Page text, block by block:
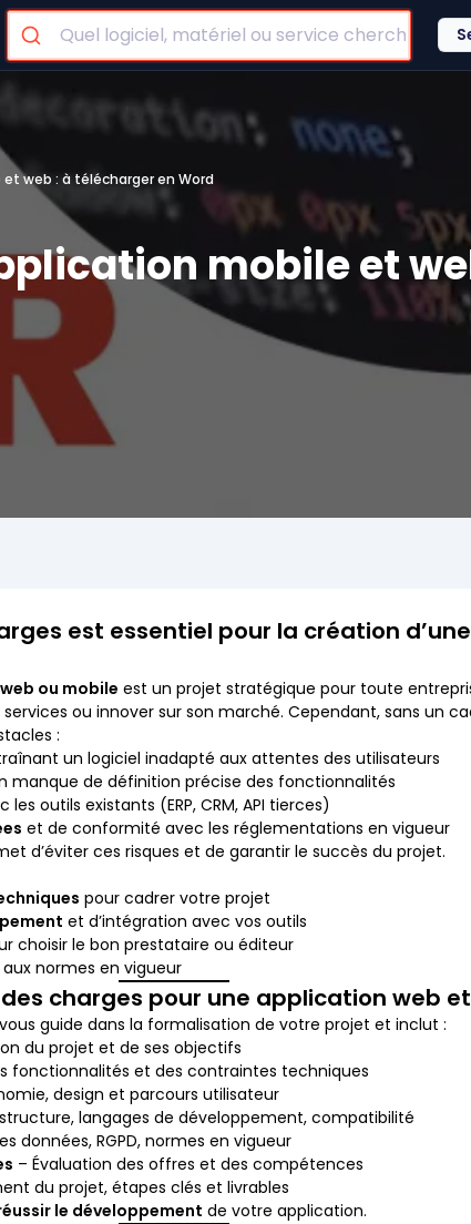
web : à télécharger en Word
mobile et
est essentiel pour la création
ou mobile est un projet stratégique pour toute
ou innover sur son marché. Cependant, sans un
:
un logiciel inadapté aux attentes des utilisateurs
manque de définition précise des fonctionnalités
les outils existants (ERP, CRM, API tierces)
et de conformité avec les réglementations en vigueur
d’éviter ces risques et de garantir le succès du projet.
pour cadrer votre projet
et d’intégration avec vos outils
choisir le bon prestataire ou éditeur
aux normes en vigueur
charges pour une application web
vous guide dans la formalisation de votre projet et inclut :
du projet et de ses objectifs
fonctionnalités et des contraintes techniques
design et parcours utilisateur
langages de développement, compatibilité
données, RGPD, normes en vigueur
– Évaluation des offres et des compétences
du projet, étapes clés et livrables
le développement de votre application.